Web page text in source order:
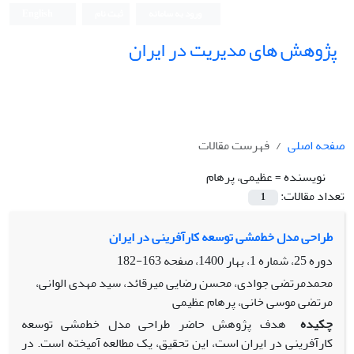
پژوهش های مدیریت در ایران
صفحه اصلی
فهرست مقالات
نویسنده =عظیمی، پرهام
تعداد مقالات:
1
طراحی مدل خط‌مشی توسعه کارآفرینی در ایران
دوره 25، شماره 1، بهار 1400، صفحه
163-182
محمدمرتضی جوادی، محسن رضایی میرقائد، سید مهدی الوانی،
مرتضی موسی خانی، پرهام عظیمی
چکیده
هدف پژوهش حاضر طراحی مدل خط‌مشی توسعه
کارآفرینی در ایران است، این تحقیق، یک مطالعه آمیخته است. در